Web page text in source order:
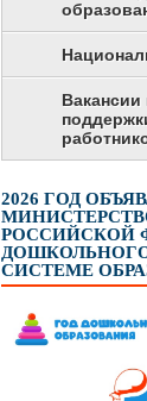
2026 ГОД
РОССИЙСКОЙ
СИСТЕМЕ